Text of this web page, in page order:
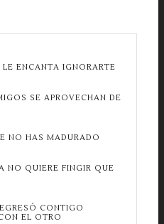
ENCANTA IGNORARTE
SE APROVECHAN DE
NO HAS MADURADO
NO QUIERE FINGIR QUE
CONTIGO
EL OTRO